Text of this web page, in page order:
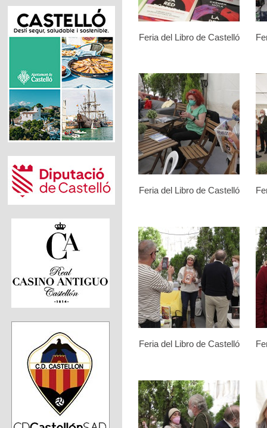
Feria del Libro de Castelló
Feria del Libro de Castelló
Feria del Libro de Castelló